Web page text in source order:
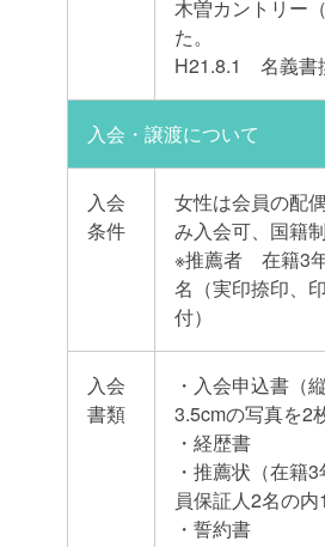
木曽カントリー
た。
H21.8.1 名義書
入会・譲渡について
入会
条件
女性は会員の配
み入会可、国籍
※推薦者 在籍3
名（実印捺印、
付）
入会
書類
・入会申込書（
3.5cmの写真を2
・経歴書
・推薦状（在籍
員保証人2名の内
・誓約書